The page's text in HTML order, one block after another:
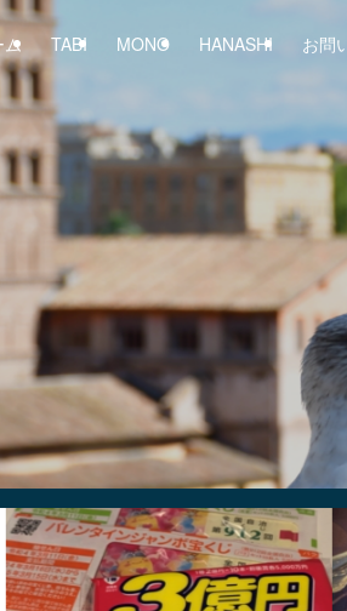
TABI MONO HANASHI お問